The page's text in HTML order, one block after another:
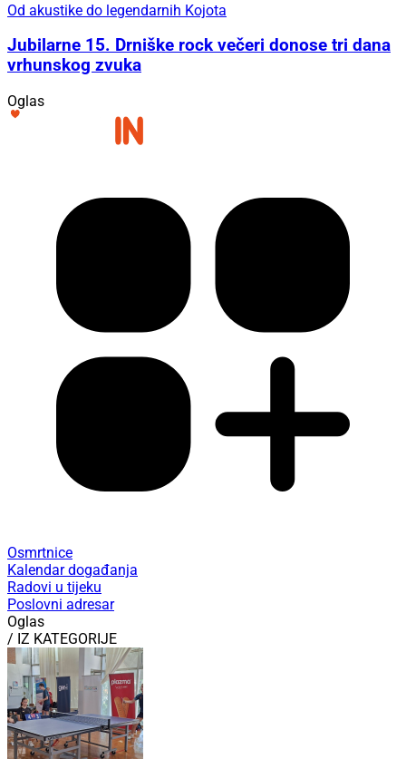
Od akustike do legendarnih Kojota
Jubilarne 15. Drniške rock večeri donose tri dana
vrhunskog zvuka
Oglas
Osmrtnice
Kalendar događanja
Radovi u tijeku
Poslovni adresar
Oglas
/ IZ KATEGORIJE